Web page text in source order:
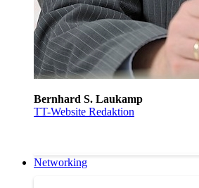
Bernhard S. Laukamp
TT-Website Redaktion
Networking